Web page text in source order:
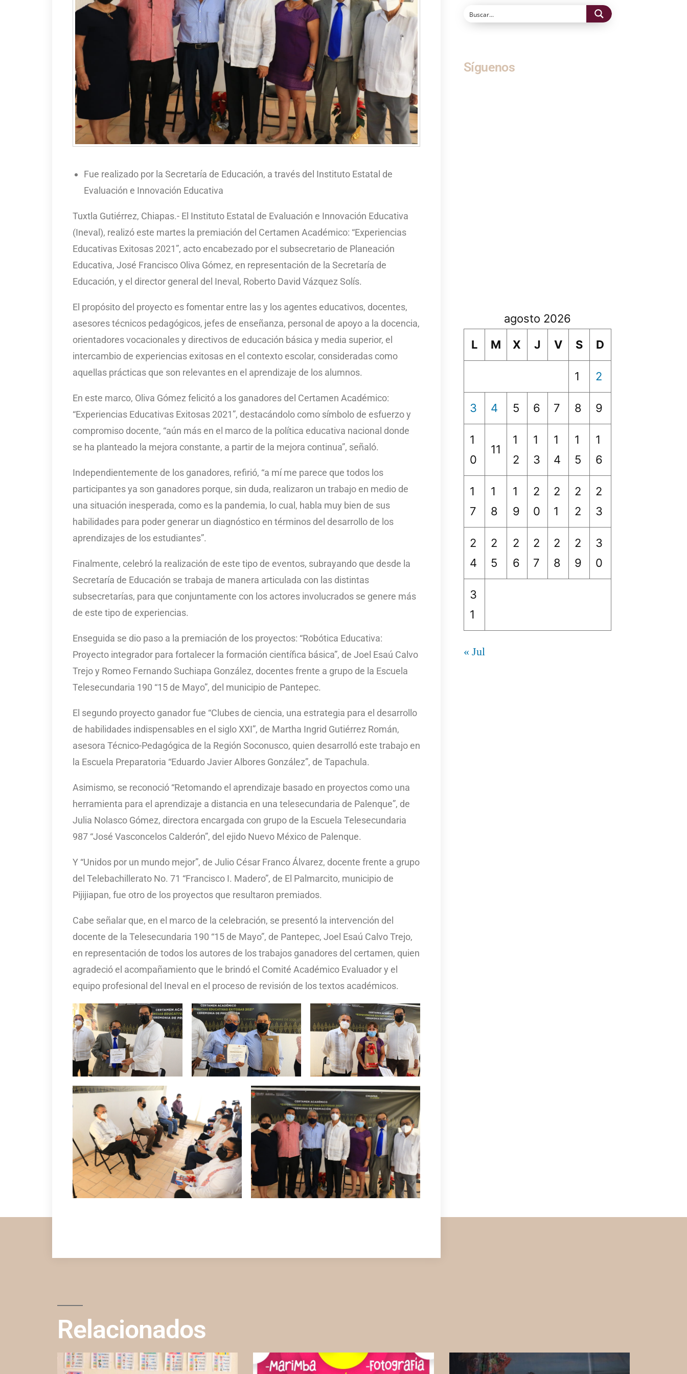
Fue realizado por la Secretaría de Educación, a través del Instituto Estatal de
Evaluación e Innovación Educativa
Tuxtla Gutiérrez, Chiapas.- El Instituto Estatal de Evaluación e Innovación Educativa
(Ineval), realizó este martes la premiación del Certamen Académico: “Experiencias
Educativas Exitosas 2021”, acto encabezado por el subsecretario de Planeación
Educativa, José Francisco Oliva Gómez, en representación de la Secretaría de
Educación, y el director general del Ineval, Roberto David Vázquez Solís.
El propósito del proyecto es fomentar entre las y los agentes educativos, docentes,
asesores técnicos pedagógicos, jefes de enseñanza, personal de apoyo a la docencia,
orientadores vocacionales y directivos de educación básica y media superior, el
intercambio de experiencias exitosas en el contexto escolar, consideradas como
aquellas prácticas que son relevantes en el aprendizaje de los alumnos.
En este marco, Oliva Gómez felicitó a los ganadores del Certamen Académico:
“Experiencias Educativas Exitosas 2021”, destacándolo como símbolo de esfuerzo y
compromiso docente, “aún más en el marco de la política educativa nacional donde
se ha planteado la mejora constante, a partir de la mejora continua”, señaló.
Independientemente de los ganadores, refirió, “a mí me parece que todos los
participantes ya son ganadores porque, sin duda, realizaron un trabajo en medio de
una situación inesperada, como es la pandemia, lo cual, habla muy bien de sus
habilidades para poder generar un diagnóstico en términos del desarrollo de los
aprendizajes de los estudiantes”.
Finalmente, celebró la realización de este tipo de eventos, subrayando que desde la
Secretaría de Educación se trabaja de manera articulada con las distintas
subsecretarías, para que conjuntamente con los actores involucrados se genere más
de este tipo de experiencias.
Enseguida se dio paso a la premiación de los proyectos: “Robótica Educativa:
Proyecto integrador para fortalecer la formación científica básica”, de Joel Esaú Calvo
Trejo y Romeo Fernando Suchiapa González, docentes frente a grupo de la Escuela
Telesecundaria 190 “15 de Mayo”, del municipio de Pantepec.
El segundo proyecto ganador fue “Clubes de ciencia, una estrategia para el desarrollo
de habilidades indispensables en el siglo XXI”, de Martha Ingrid Gutiérrez Román,
asesora Técnico-Pedagógica de la Región Soconusco, quien desarrolló este trabajo en
la Escuela Preparatoria “Eduardo Javier Albores González”, de Tapachula.
Asimismo, se reconoció “Retomando el aprendizaje basado en proyectos como una
herramienta para el aprendizaje a distancia en una telesecundaria de Palenque”, de
Julia Nolasco Gómez, directora encargada con grupo de la Escuela Telesecundaria
987 “José Vasconcelos Calderón”, del ejido Nuevo México de Palenque.
Y “Unidos por un mundo mejor”, de Julio César Franco Álvarez, docente frente a grupo
del Telebachillerato No. 71 “Francisco I. Madero”, de El Palmarcito, municipio de
Pijijiapan, fue otro de los proyectos que resultaron premiados.
Cabe señalar que, en el marco de la celebración, se presentó la intervención del
docente de la Telesecundaria 190 “15 de Mayo”, de Pantepec, Joel Esaú Calvo Trejo,
en representación de todos los autores de los trabajos ganadores del certamen, quien
agradeció el acompañamiento que le brindó el Comité Académico Evaluador y el
equipo profesional del Ineval en el proceso de revisión de los textos académicos.
Síguenos
agosto 2026
L
M X J V S D
1 2
3 4 5 6 7 8 9
1
0
11
1
2
1
3
1
4
1
5
1
6
1
7
1
8
1
9
2
0
2
1
2
2
2
3
2
4
2
5
2
6
2
7
2
8
2
9
3
0
3
1
« Jul
Relacionados